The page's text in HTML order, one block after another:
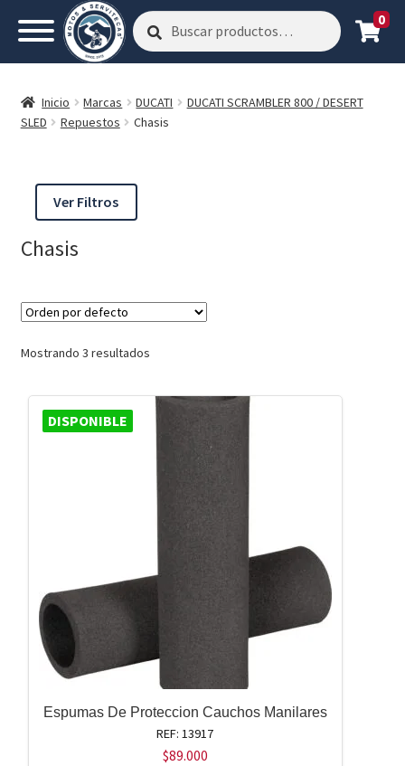
Buscar
por:
Buscar 0
Inicio Marcas DUCATI
DUCATI SCRAMBLER 800 / DESERT
SLED
Repuestos Chasis
Ver Filtros
Chasis
Mostrando 3 resultados
DISPONIBLE
Espumas De Proteccion Cauchos Manilares
REF: 13917
$89.000